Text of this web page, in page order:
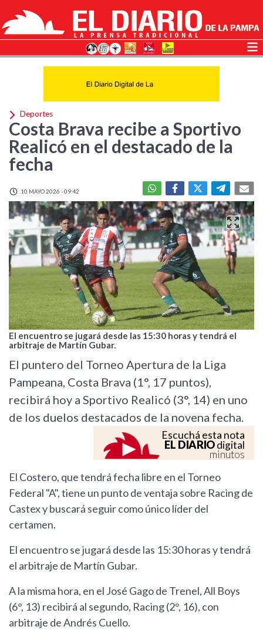
Deportes
Costa Brava recibe a Sportivo
Realicó en el destacado de la
fecha
10 MAYO 2026 - 09:42
El encuentro se jugará desde las 15:30 horas y tendrá el
arbitraje de Martín Gubar.
El puntero del Torneo Apertura de la Liga
Pampeana, Costa Brava (1°, 17 puntos),
recibirá hoy a Sportivo Realicó (3°, 14) en uno
de los duelos destacados de la novena fecha.
Escuchá esta nota
EL DIARIOdigital
minutos
El Costero, que tendrá fecha libre en el Torneo
Federal "A", tiene un punto de ventaja sobre Racing de
Castex y buscará seguir como único líder del
certamen.
El encuentro se jugará desde las 15:30 horas y tendrá
el arbitraje de Martín Gubar.
A la misma hora, en el José Gago de Trenel, All Boys
(6°, 13) recibirá al segundo, Racing (2°, 16), con
arbitraje de Andrés Cuello.